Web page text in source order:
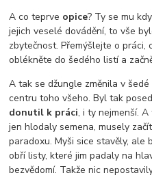
A co teprve opice? Ty se mu
jejich veselé dovádění, to vše
zbytečnost. Přemýšlejte o práci,
oblékněte do šedého listí a
A tak se džungle změnila v
centru toho všeho. Byl tak
donutil k práci, i ty nejmenší.
jen hlodaly semena, musely
paradoxu. Myši sice stavěly, ale
obří listy, které jim padaly na
bezvědomí. Takže nic